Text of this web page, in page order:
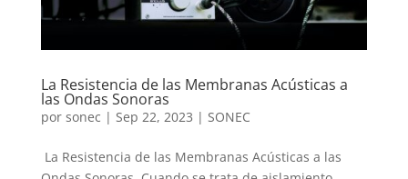
La Resistencia de las Membranas Acústicas a
las Ondas Sonoras
por sonec | Sep 22, 2023 | SONEC
La Resistencia de las Membranas Acústicas a las